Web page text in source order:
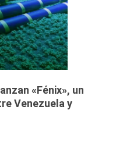
«Fénix», un
Venezuela y